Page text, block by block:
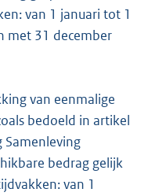
van 1 januari tot 1
met 31 december
van eenmalige
bedoeld in artikel
Samenleving
bedrag gelijk
van 1